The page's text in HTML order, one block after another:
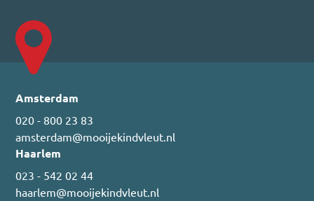
Amsterdam
020 - 800 23 83
amsterdam@mooijekindvleut.nl
Haarlem
023 - 542 02 44
haarlem@mooijekindvleut.nl